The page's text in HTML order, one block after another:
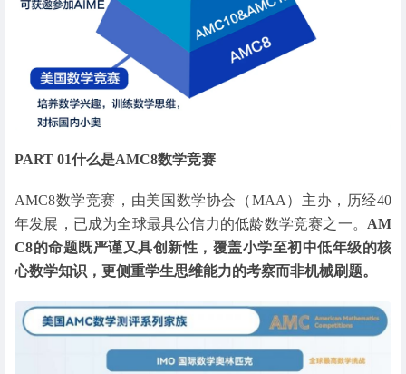
PART 01什么是AMC8数学竞赛
AMC8数学竞赛，由美国数学协会（MAA）主办，历经40
年发展，已成为全球最具公信力的低龄数学竞赛之一。 AM
C8的命题既严谨又具创新性，覆盖小学至初中低年级的核
心数学知识，更侧重学生思维能力的考察而非机械刷题。